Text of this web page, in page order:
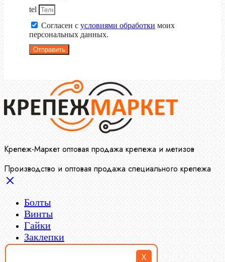
X
tel
Согласен с условиями обработки моих
персональных данных.
Отправить
Крепеж-Маркет оптовая продажа крепежа и метизов
Производство и оптовая продажа специального крепежа
Болты
Винты
Гайки
Заклепки
Пресс-масленки